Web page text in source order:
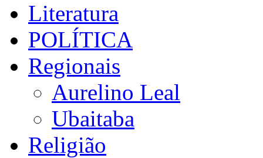
Literatura
POLÍTICA
Regionais
Aurelino Leal
Ubaitaba
Religião